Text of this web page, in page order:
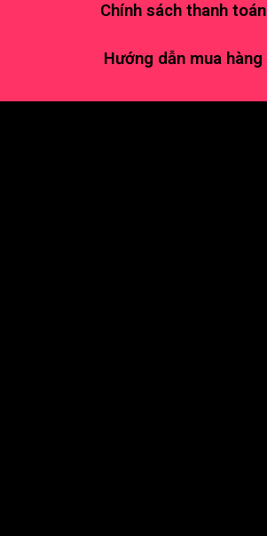
Chính sách thanh toán
Hướng dẫn mua hàng